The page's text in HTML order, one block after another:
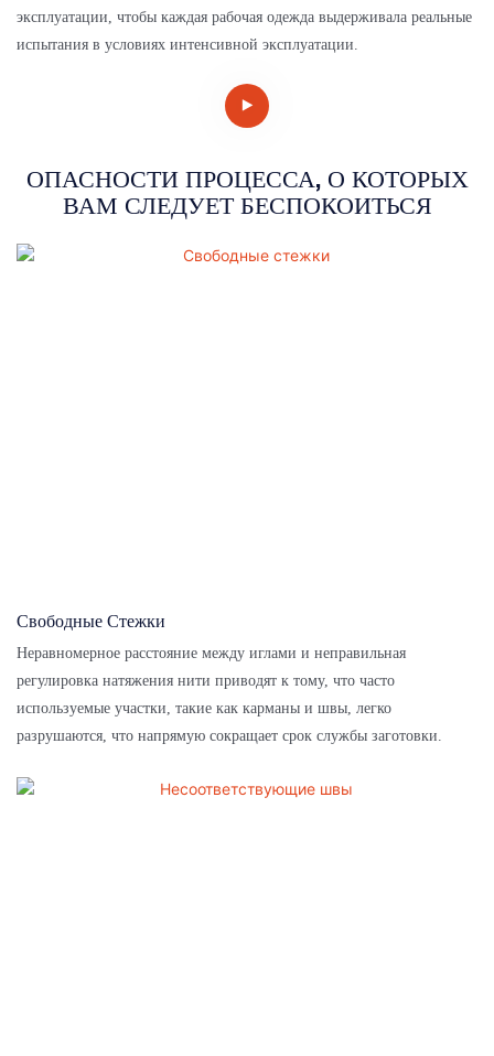
эксплуатации, чтобы каждая рабочая одежда выдерживала реальные
испытания в условиях интенсивной эксплуатации.
ОПАСНОСТИ ПРОЦЕССА, О КОТОРЫХ
ВАМ СЛЕДУЕТ БЕСПОКОИТЬСЯ
Свободные Стежки
Неравномерное расстояние между иглами и неправильная
регулировка натяжения нити приводят к тому, что часто
используемые участки, такие как карманы и швы, легко
разрушаются, что напрямую сокращает срок службы заготовки.